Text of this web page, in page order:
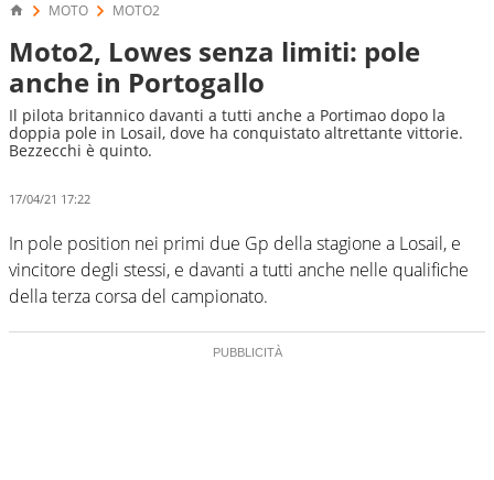
MOTO MOTO2
Moto2, Lowes senza limiti: pole
anche in Portogallo
Il pilota britannico davanti a tutti anche a Portimao dopo la
doppia pole in Losail, dove ha conquistato altrettante vittorie.
Bezzecchi è quinto.
17/04/21 17:22
In pole position nei primi due Gp della stagione a Losail, e
vincitore degli stessi, e davanti a tutti anche nelle qualifiche
della terza corsa del campionato.